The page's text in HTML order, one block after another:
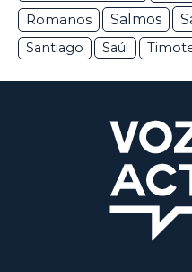
Romanos Salmos
Santiago
Saúl